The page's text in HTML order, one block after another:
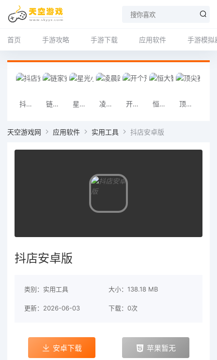
首页 手游攻略 手游下载 应用软件 手游模拟
抖店安卓版 链家安卓版 星光小队安卓手机版 凌晨四点的医院安卓手机版 开个荒安卓手机版 恒大智慧社区2026版 顶尖赛车手apex安卓手机版
天空游戏网 应用软件 实用工具 抖店安卓版
抖店安卓版
类别：实用工具 大小：138.18 MB
更新：2026-06-03 下载：0次
安卓下载 苹果暂无